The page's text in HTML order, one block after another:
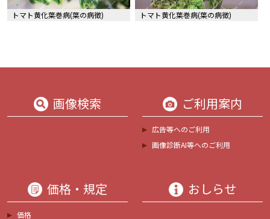
トマト黄化葉巻病(葉の病徴) トマト黄化葉巻病(葉の病徴)
画像検索 ご利用案内
広告等へのご利用
画像診断AI等へのご利用
価格・規定
価格
おしらせ